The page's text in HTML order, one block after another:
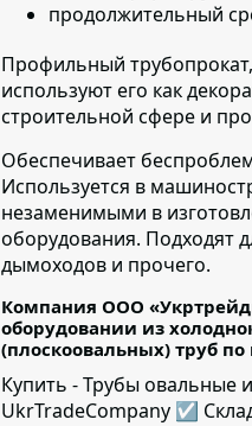
продолжительный
Профильный
используют его как
строительной сфере и
Обеспечивает
Используется в
незаменимыми в
оборудования. Подходят
дымоходов и прочего.
Компания ООО
оборудовании из
(плоскоовальных) труб
Купить - Трубы овальные
UkrTradeCompany ☑